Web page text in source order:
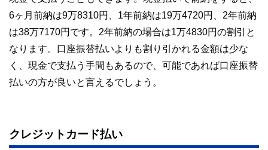
6ヶ月前納は9万8310円、1年前納は19万4720円、2年前納
は38万7170円です。2年前納の場合は1万4830円の割引と
なります。口座振替払いよりも割り引かれる金額は少な
く、現金で支払う手間もあるので、可能であれば口座振替
払いの方が良いと言えるでしょう。
クレジットカード払い